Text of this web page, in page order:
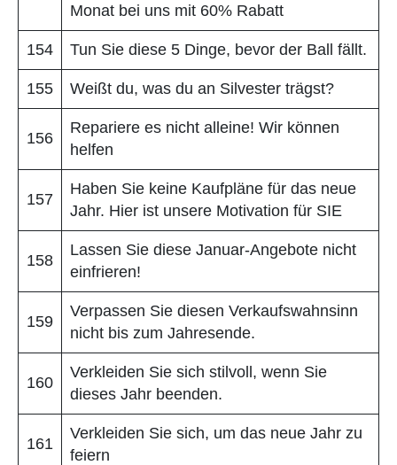
Monat bei uns mit 60% Rabatt
154 Tun Sie diese 5 Dinge, bevor der Ball fällt.
155 Weißt du, was du an Silvester trägst?
156
Repariere es nicht alleine! Wir können
helfen
157
Haben Sie keine Kaufpläne für das neue
Jahr. Hier ist unsere Motivation für SIE
158
Lassen Sie diese Januar-Angebote nicht
einfrieren!
159
Verpassen Sie diesen Verkaufswahnsinn
nicht bis zum Jahresende.
160
Verkleiden Sie sich stilvoll, wenn Sie
dieses Jahr beenden.
161
Verkleiden Sie sich, um das neue Jahr zu
feiern